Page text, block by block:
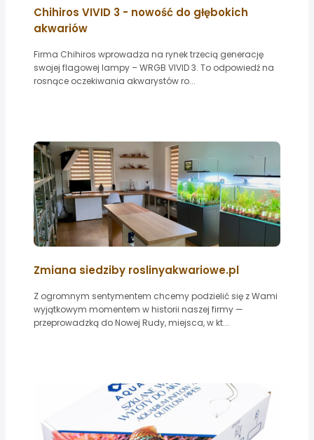
Chihiros VIVID 3 - nowość do głębokich
akwariów
Firma Chihiros wprowadza na rynek trzecią generację
swojej flagowej lampy – WRGB VIVID 3. To odpowiedź na
rosnące oczekiwania akwarystów ro...
Zmiana siedziby roslinyakwariowe.pl
Z ogromnym sentymentem chcemy podzielić się z Wami
wyjątkowym momentem w historii naszej firmy —
przeprowadzką do Nowej Rudy, miejsca, w kt...